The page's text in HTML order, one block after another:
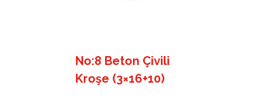
No:8 Beton Çivili
Kroşe (3×16+10)